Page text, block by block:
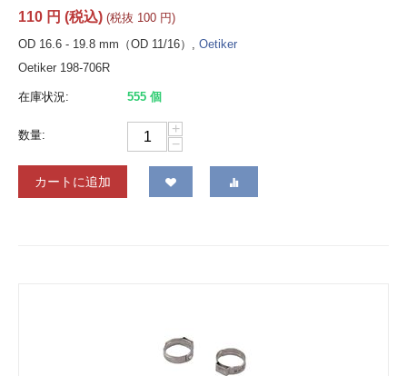
110 円 (税込) (税抜 100 円)
OD 16.6 - 19.8 mm（OD 11/16）, Oetiker
Oetiker 198-706R
在庫状況: 555 個
数量:
+
−
カートに追加